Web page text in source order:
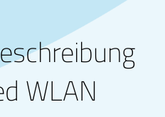
WLAN